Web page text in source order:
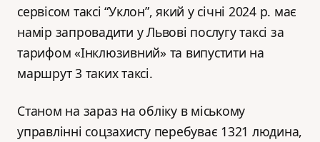
сервісом таксі “Уклон”, який у січні 2024 р. має
намір запровадити у Львові послугу таксі за
тарифом «Інклюзивний» та випустити на
маршрут 3 таких таксі.
Станом на зараз на обліку в міському
управлінні соцзахисту перебуває 1321 людина,